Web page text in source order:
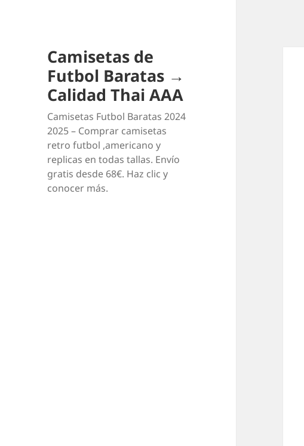
Camisetas de
Futbol Baratas →
Calidad Thai AAA
Camisetas Futbol Baratas 2024
2025 – Comprar camisetas
retro futbol ,americano y
replicas en todas tallas. Envío
gratis desde 68€. Haz clic y
conocer más.